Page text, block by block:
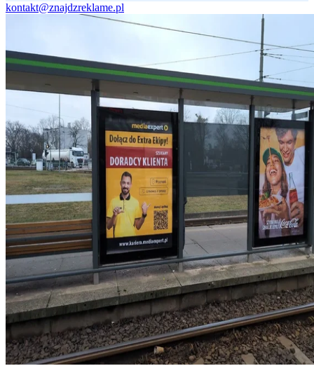
kontakt@znajdzreklame.pl